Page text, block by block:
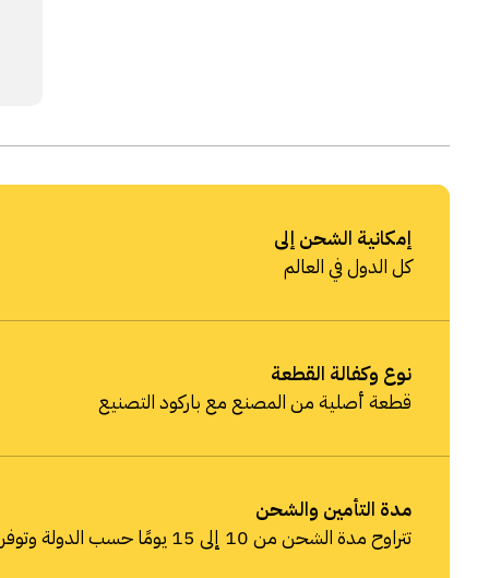
إمكانية الشحن إلى
كل الدول في العالم
نوع وكفالة القطعة
قطعة أصلية من المصنع مع باركود التصنيع
مدة التأمين والشحن
تتراوح مدة الشحن من 10 إلى 15 يومًا حسب الدولة وتوفر شركات الشحن